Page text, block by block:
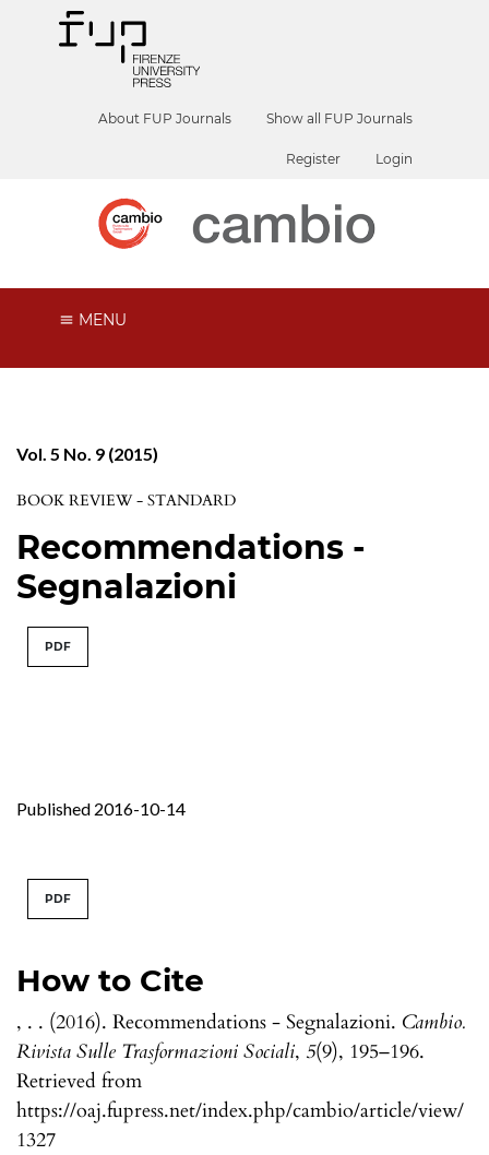
About FUP Journals Show all FUP Journals
Register Login
MENU
Vol. 5 No. 9 (2015)
BOOK REVIEW - STANDARD
Recommendations -
Segnalazioni
PDF
Published 2016-10-14
How to Cite
, . . (2016). Recommendations - Segnalazioni. Cambio.
Rivista Sulle Trasformazioni Sociali, 5(9), 195–196.
Retrieved from
https://oaj.fupress.net/index.php/cambio/article/view/
1327
PDF